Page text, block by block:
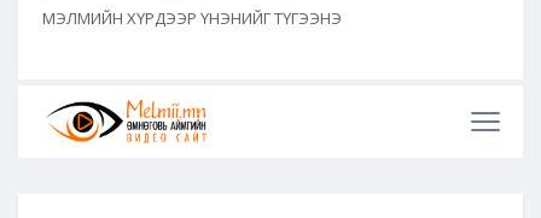
МЭЛМИЙН ХҮРДЭЭР ҮНЭНИЙГ ТҮГЭЭНЭ